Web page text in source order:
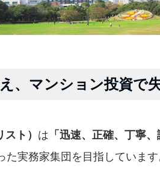
、マンション投資で
ト） は 「迅速、正確、丁寧
た実務家集団を目指しています